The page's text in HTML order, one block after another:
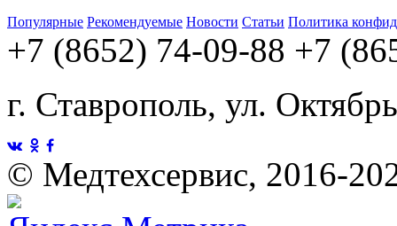
Популярные Рекомендуемые Новости Статьи Политика
+7 (8652) 74-09-88 +7
г. Ставрополь, ул.
© Медтехсервис, 2016-